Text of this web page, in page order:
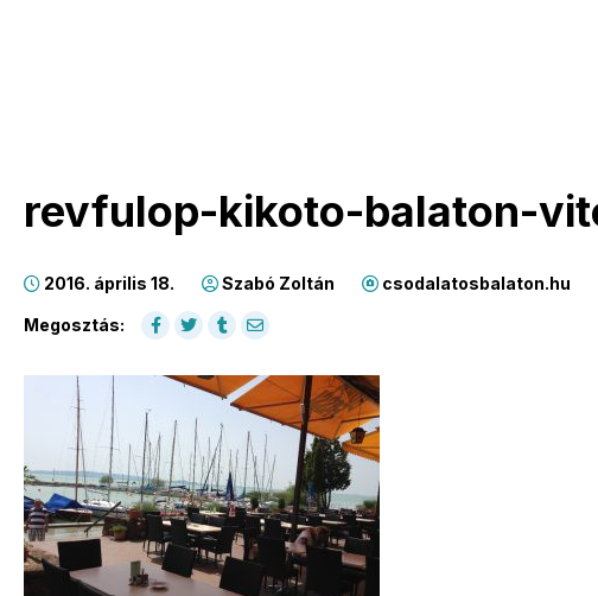
revfulop-kikoto-balaton-
2016. április 18. Szabó Zoltán csodalatosbalaton.hu
Megosztás: